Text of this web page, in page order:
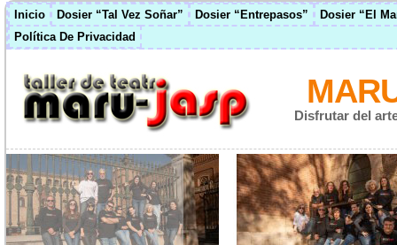
Inicio Dosier “Tal Vez Soñar” Dosier “Entrepasos”
Dosier “El
Política De Privacidad
Disfrutar del